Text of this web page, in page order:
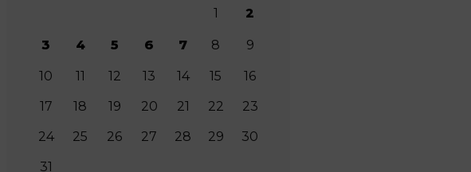
1
2
3 4 5 6 7 8 9
10 11 12 13 14 15
16
17
18 19 20 21 22
23
24
25 26 27 28 29
30
31